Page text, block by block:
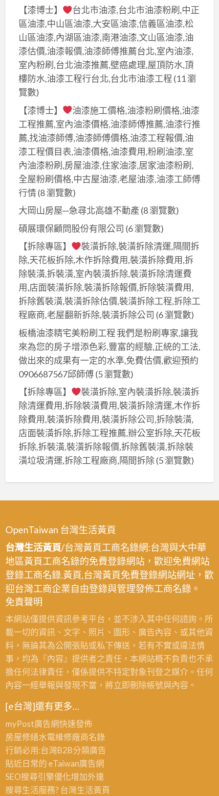
【漆博士】
台北市油漆,台北市油漆粉刷,中正
區油漆,中山區油漆,大安區油漆,信義區油漆,松
山區油漆,內湖區油漆,南港油漆,文山區油漆,油
漆估價,油漆報價,油漆師傅推薦台北,室內油漆,
室內粉刷,台北油漆推薦,壁癌處理,屋頂防水,頂
樓防水,油漆工程行台北,台北市油漆工程 (11 瀏
覽數)
【漆博士】
油漆施工價格,油漆粉刷價格,油漆
工程推薦,室內油漆價格,油漆師傅推薦,油漆行推
薦,找油漆師傅,油漆師傅價格,油漆工程報價,油
漆工程價目表,油漆價格,油漆費用,粉刷油漆,室
內油漆粉刷,房屋油漆,住家油漆,居家油漆粉刷,
全屋粉刷價格,中古屋油漆,老屋油漆,油漆工師傅
行情(8 瀏覽數)
大岡山房屋─急尋北高雄不動產 (8 瀏覽數)
碩展環保顧問股份有限公司 (6 瀏覽數)
【拆除專區】
裝潢拆除,裝潢拆除清運,隔間拆
除,天花板拆除,木作拆除費用,裝潢拆除費用,拆
除裝潢,拆裝潢,室內裝潢拆除,裝潢拆除清運費
用,店面裝潢拆除,裝潢拆除報價,拆除裝潢費用,
拆除舊裝潢,裝潢拆除估價,裝潢拆除工程,拆除工
程廠商,老屋翻新拆除,裝潢拆除公司 (6 瀏覽數)
板橋油漆精宅美粉刷工程 我們是粉刷專家,讓我
來為您的房子增添色彩,豐富的經驗,正統的工法,
做出來的成果有一定的水準,免費估價,歡迎預約
0906687567邱師傅(5 瀏覽數)
【拆除專區】
裝潢拆除,室內裝潢拆除,裝潢拆
除清運費用,拆除裝潢費用,裝潢拆除清運,木作拆
除費用,裝潢拆除費用,裝潢拆除公司,拆除裝潢,
店面裝潢拆除,拆除工程推薦,辦公室拆除,天花板
拆除,拆裝潢,裝潢拆除報價,拆除舊裝潢,拆除裝
潢垃圾清運,拆除工程廠商,隔間拆除(5 瀏覽數)
OpenTaiwan 台灣生活黃頁
台灣生活黃頁/台灣黃頁工商名錄網:台灣與大中華
地區黃頁工商名錄的免費登錄網站，歡迎免費網站
登錄工商名錄.黃頁,台灣黃頁免費登錄網站網址，歡
迎台灣工商企業自由登錄與管理發佈工商名錄。
免責聲明
本網站僅提供資訊參考平台，並不涉入其中任何諮詢。所
載一切的資訊、文字、照片、圖形、廣告內容、或其他資
料，無論其為公開張貼或私下傳送，若有不實或違法情
事，均為『內容』提供者之責任，本網站概不負責也不承
擔任何法律責任，僅係提供不特定對象刊登之媒介。任何
內容一經舉報與發現不當，將立即刪除帳號與內容。
[e台灣]還有更多…
myPost廣告網快速發佈
房屋修繕水電維修廠商名錄
行銷必用:台灣B2B分類廣告
貼近日常的 eTaiwan廣告網
SEO搜尋引擎優化增加外連
搜尋生活服務? 台灣生活黃頁